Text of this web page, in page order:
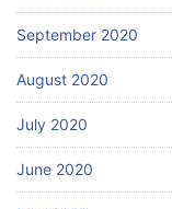
September 2020
August 2020
July 2020
June 2020